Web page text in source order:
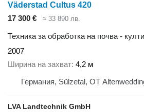
Väderstad Cultus 420
17 300 €
≈ 33 890 лв.
Техника за обработка на почва -
2007
Ширина на захват 4,2 м
Германия, Sülzetal, OT
LVA Landtechnik GmbH